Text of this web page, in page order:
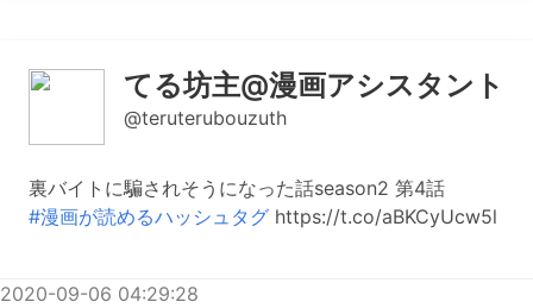
てる坊主@漫画アシスタント
@teruterubouzuth
裏バイトに騙されそうになった話season2 第4話
#漫画が読めるハッシュタグ https://t.co/aBKCyUcw5l
2020-09-06 04:29:28